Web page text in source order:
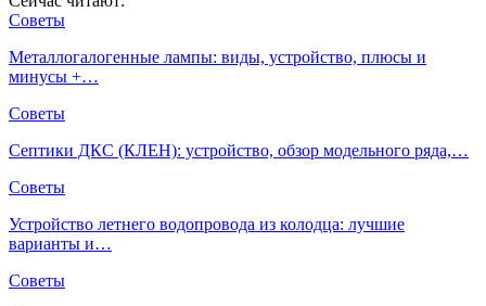
Советы
Металлогалогенные лампы: виды, устройство, плюсы и
минусы +…
Советы
Септики ДКС (КЛЕН): устройство, обзор модельного ряда,…
Советы
Устройство летнего водопровода из колодца: лучшие
варианты и…
Советы